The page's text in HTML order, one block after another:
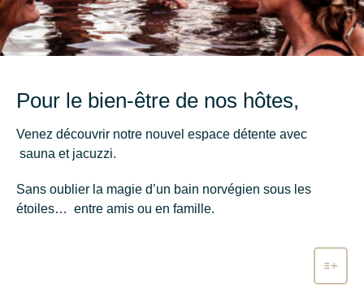
Pour le bien-être de nos hôtes,
Venez découvrir notre nouvel espace détente avec
sauna et jacuzzi.
Sans oublier la magie d’un bain norvégien sous les
étoiles… entre amis ou en famille.